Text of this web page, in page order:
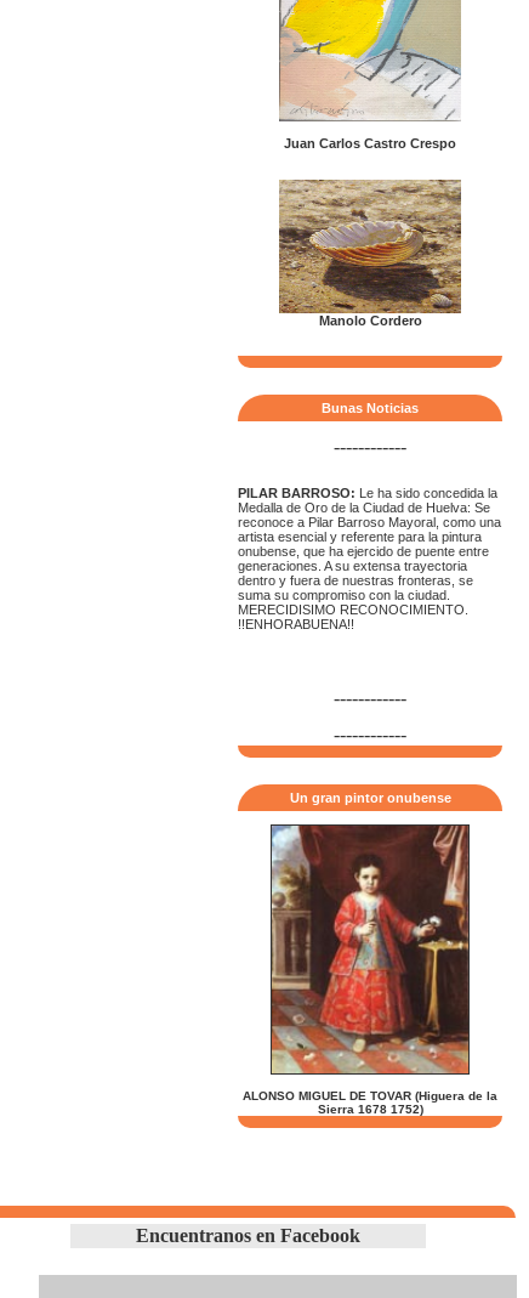
Juan Carlos Castro Crespo
Manolo Cordero
Bunas Noticias
------------
PILAR BARROSO: Le ha sido concedida la
Medalla de Oro de la Ciudad de Huelva: Se
reconoce a Pilar Barroso Mayoral, como una
artista esencial y referente para la pintura
onubense, que ha ejercido de puente entre
generaciones. A su extensa trayectoria
dentro y fuera de nuestras fronteras, se
suma su compromiso con la ciudad.
MERECIDISIMO RECONOCIMIENTO.
!!ENHORABUENA!!
------------
------------
Un gran pintor onubense
ALONSO MIGUEL DE TOVAR (Higuera de la
Sierra 1678 1752)
Encuentranos en Facebook